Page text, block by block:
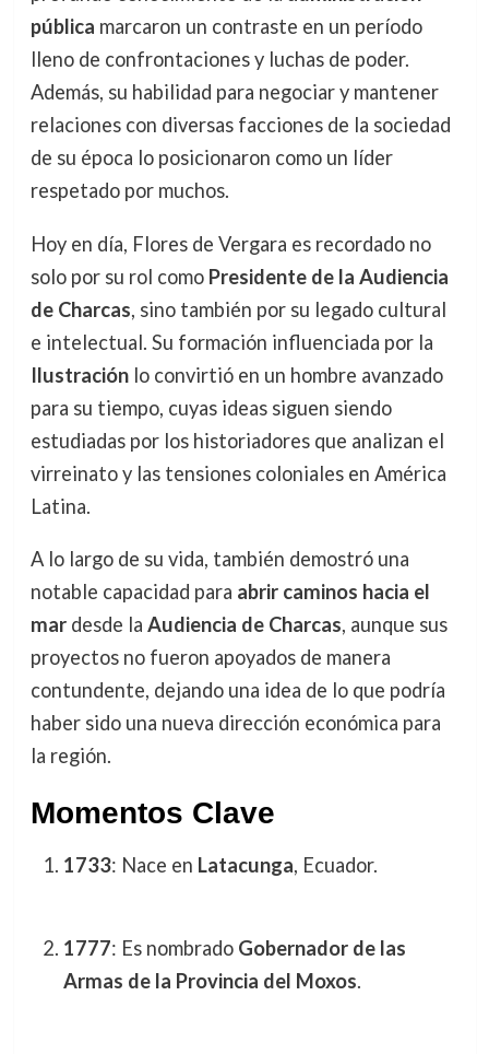
pública marcaron un contraste en un período
lleno de confrontaciones y luchas de poder.
Además, su habilidad para negociar y mantener
relaciones con diversas facciones de la sociedad
de su época lo posicionaron como un líder
respetado por muchos.
Hoy en día, Flores de Vergara es recordado no
solo por su rol como Presidente de la Audiencia
de Charcas, sino también por su legado cultural
e intelectual. Su formación influenciada por la
Ilustraciónlo convirtió en un hombre avanzado
para su tiempo, cuyas ideas siguen siendo
estudiadas por los historiadores que analizan el
virreinato y las tensiones coloniales en América
Latina.
A lo largo de su vida, también demostró una
notable capacidad para abrir caminos hacia el
mardesde la Audiencia de Charcas, aunque sus
proyectos no fueron apoyados de manera
contundente, dejando una idea de lo que podría
haber sido una nueva dirección económica para
la región.
Momentos Clave
1733: Nace en Latacunga, Ecuador.
1777: Es nombrado Gobernador de las
Armas de la Provincia del Moxos.